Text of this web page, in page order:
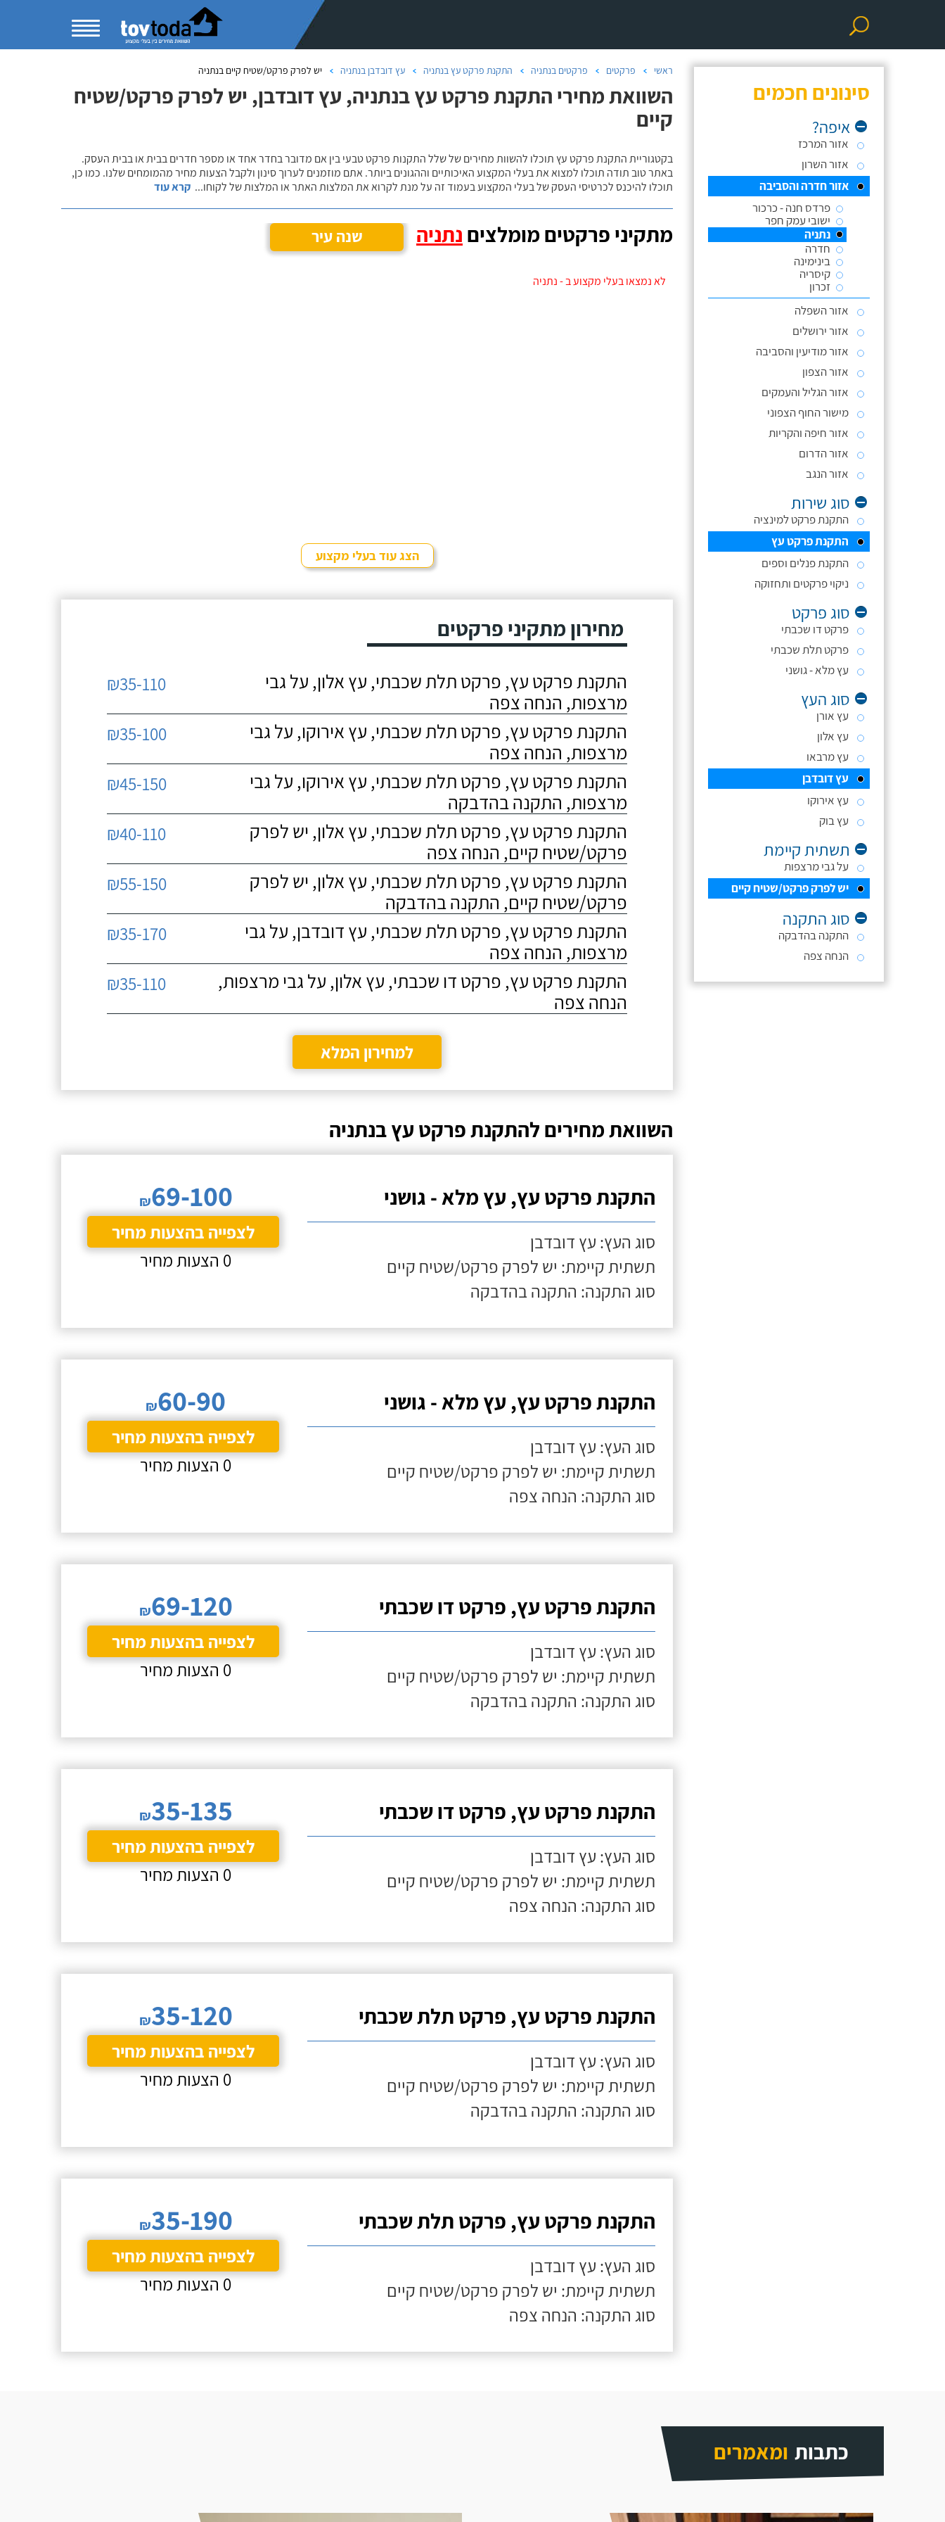
סינונים חכמים
איפה?
אזור המרכז
אזור השרון
אזור חדרה והסביבה
פרדס חנה - כרכור
ישובי עמק חפר
נתניה
חדרה
בינימינה
קיסריה
זכרון
אזור השפלה
אזור ירושלים
אזור מודיעין והסביבה
אזור הצפון
אזור הגליל והעמקים
מישור החוף הצפוני
אזור חיפה והקריות
אזור הדרום
אזור הנגב
סוג שירות
התקנת פרקט למינציה
התקנת פרקט עץ
התקנת פנלים וספים
ניקוי פרקטים ותחזוקה
סוג פרקט
פרקט דו שכבתי
פרקט תלת שכבתי
עץ מלא - גושני
סוג העץ
עץ אורן
עץ אלון
עץ מרבאו
עץ דובדבן
עץ אירוקו
עץ בוק
תשתית קיימת
על גבי מרצפות
יש לפרק פרקט/שטיח קיים
סוג התקנה
התקנה בהדבקה
הנחה צפה
ראשי פרקטים פרקטים בנתניה התקנת פרקט עץ בנתניה עץ דובדבן בנתניה יש לפרק פרקט/שטיח קיים בנתניה
השוואת מחירי התקנת פרקט עץ בנתניה, עץ דובדבן, יש לפרק פרקט/שטיח
קיים
בקטגוריית התקנת פרקט עץ תוכלו להשוות מחירים של שלל התקנות פרקט טבעי בין אם מדובר בחדר אחד או מספר חדרים בבית או בבית העסק.
באתר טוב תודה תוכלו למצוא את בעלי המקצוע האיכותיים וההגונים ביותר. אתם מוזמנים לערוך סינון ולקבל הצעות מחיר מהמומחים שלנו. כמו כן,
תוכלו להיכנס לכרטיסי העסק של בעלי המקצוע בעמוד זה על מנת לקרוא את המלצות האתר או המלצות של לקוחו... קרא עוד
מתקיני פרקטים מומלצים נתניה שנה עיר
לא נמצאו בעלי מקצוע ב - נתניה
הצג עוד בעלי מקצוע
מחירון מתקיני פרקטים
התקנת פרקט עץ, פרקט תלת שכבתי, עץ אלון, על גבי
מרצפות, הנחה צפה
₪35-110
התקנת פרקט עץ, פרקט תלת שכבתי, עץ אירוקו, על גבי
מרצפות, הנחה צפה
₪35-100
התקנת פרקט עץ, פרקט תלת שכבתי, עץ אירוקו, על גבי
מרצפות, התקנה בהדבקה
₪45-150
התקנת פרקט עץ, פרקט תלת שכבתי, עץ אלון, יש לפרק
פרקט/שטיח קיים, הנחה צפה
₪40-110
התקנת פרקט עץ, פרקט תלת שכבתי, עץ אלון, יש לפרק
פרקט/שטיח קיים, התקנה בהדבקה
₪55-150
התקנת פרקט עץ, פרקט תלת שכבתי, עץ דובדבן, על גבי
מרצפות, הנחה צפה
₪35-170
התקנת פרקט עץ, פרקט דו שכבתי, עץ אלון, על גבי מרצפות,
הנחה צפה
₪35-110
למחירון המלא
השוואת מחירים להתקנת פרקט עץ בנתניה
התקנת פרקט עץ, עץ מלא - גושני
סוג העץ: עץ דובדבן
תשתית קיימת: יש לפרק פרקט/שטיח קיים
סוג התקנה: התקנה בהדבקה
₪69-100
לצפייה בהצעות מחיר
0 הצעות מחיר
התקנת פרקט עץ, עץ מלא - גושני
סוג העץ: עץ דובדבן
תשתית קיימת: יש לפרק פרקט/שטיח קיים
סוג התקנה: הנחה צפה
₪60-90
לצפייה בהצעות מחיר
0 הצעות מחיר
התקנת פרקט עץ, פרקט דו שכבתי
סוג העץ: עץ דובדבן
תשתית קיימת: יש לפרק פרקט/שטיח קיים
סוג התקנה: התקנה בהדבקה
₪69-120
לצפייה בהצעות מחיר
0 הצעות מחיר
התקנת פרקט עץ, פרקט דו שכבתי
סוג העץ: עץ דובדבן
תשתית קיימת: יש לפרק פרקט/שטיח קיים
סוג התקנה: הנחה צפה
₪35-135
לצפייה בהצעות מחיר
0 הצעות מחיר
התקנת פרקט עץ, פרקט תלת שכבתי
סוג העץ: עץ דובדבן
תשתית קיימת: יש לפרק פרקט/שטיח קיים
סוג התקנה: התקנה בהדבקה
₪35-120
לצפייה בהצעות מחיר
0 הצעות מחיר
התקנת פרקט עץ, פרקט תלת שכבתי
סוג העץ: עץ דובדבן
תשתית קיימת: יש לפרק פרקט/שטיח קיים
סוג התקנה: הנחה צפה
₪35-190
לצפייה בהצעות מחיר
0 הצעות מחיר
כתבות ומאמרים